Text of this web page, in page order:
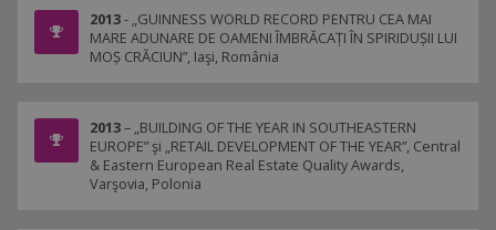
2013- „GUINNESS WORLD RECORD PENTRU CEA MAI
MARE ADUNARE DE OAMENI ÎMBRĂCAȚI ÎN SPIRIDUȘII LUI
MOȘ CRĂCIUN”, Iaşi, România
2013– „BUILDING OF THE YEAR IN SOUTHEASTERN
EUROPE” şi „RETAIL DEVELOPMENT OF THE YEAR”, Central
& Eastern European Real Estate Quality Awards,
Varşovia, Polonia